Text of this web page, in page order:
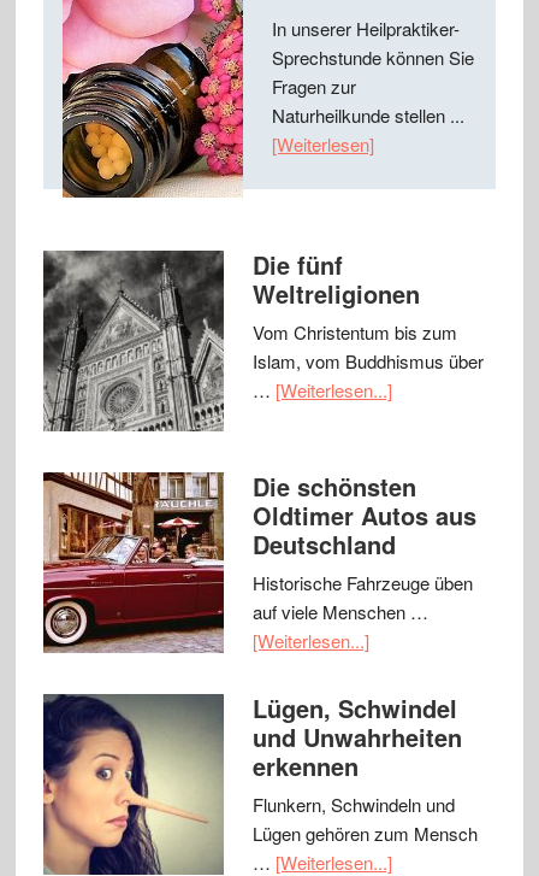
In unserer Heilpraktiker-
Sprechstunde können Sie
Fragen zur
Naturheilkunde stellen ...
[Weiterlesen]
Die fünf
Weltreligionen
Vom Christentum bis zum
Islam, vom Buddhismus über
… [Weiterlesen...]
Die schönsten
Oldtimer Autos aus
Deutschland
Historische Fahrzeuge üben
auf viele Menschen …
[Weiterlesen...]
Lügen, Schwindel
und Unwahrheiten
erkennen
Flunkern, Schwindeln und
Lügen gehören zum Mensch
… [Weiterlesen...]